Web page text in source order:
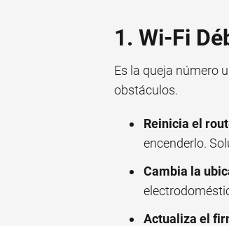
1. Wi-Fi
Es la queja número
obstáculos.
Reinicia el
encenderlo.
Cambia la
Actualiza el